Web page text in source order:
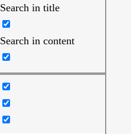
Search in title
Search in content